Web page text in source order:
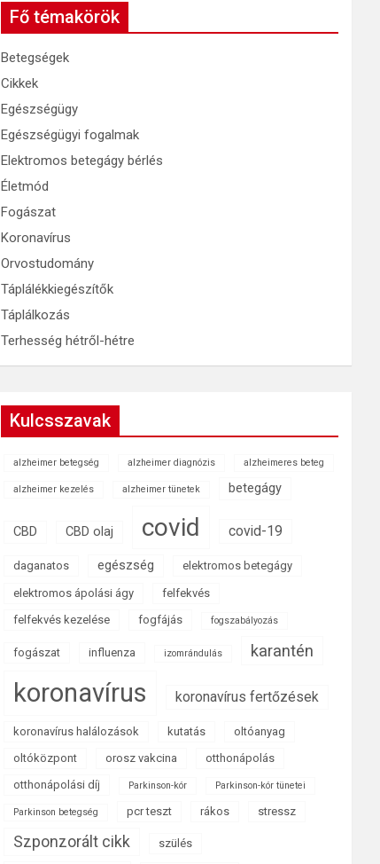
Fő témakörök
Betegségek
Cikkek
Egészségügy
Egészségügyi fogalmak
Elektromos betegágy bérlés
Életmód
Fogászat
Koronavírus
Orvostudomány
Táplálékkiegészítők
Táplálkozás
Terhesség hétről-hétre
Kulcsszavak
alzheimer betegség alzheimer diagnózis alzheimeres beteg
alzheimer kezelés alzheimer tünetek betegágy
CBD CBD olaj covid covid-19
daganatos egészség elektromos betegágy
elektromos ápolási ágy
felfekvés
felfekvés kezelése
fogfájás fogszabályozás
fogászat influenza izomrándulás karantén
koronavírus koronavírus fertőzések
koronavírus halálozások kutatás
oltóanyag
oltóközpont
orosz vakcina
otthonápolás
otthonápolási díj
Parkinson-kór Parkinson-kór tünetei
Parkinson betegség pcr teszt rákos stressz
Szponzorált cikk szülés